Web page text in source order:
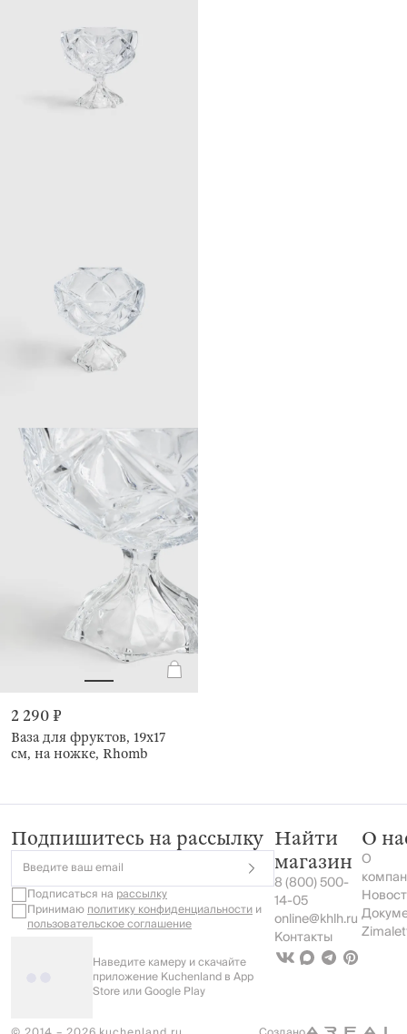
2 290 ₽
Ваза для фруктов, 19х17
см, на ножке, Rhomb
Подпишитесь на рассылку
Введите ваш email
Подписаться на рассылку
Принимаюполитику конфиденциальностии
пользовательское соглашение
Наведите камеру и скачайте
приложение Kuchenland в App
Store или Google Play
Найти
магазин
8 (800) 500-
14-05
online@khlh.ru
Контакты
О
О